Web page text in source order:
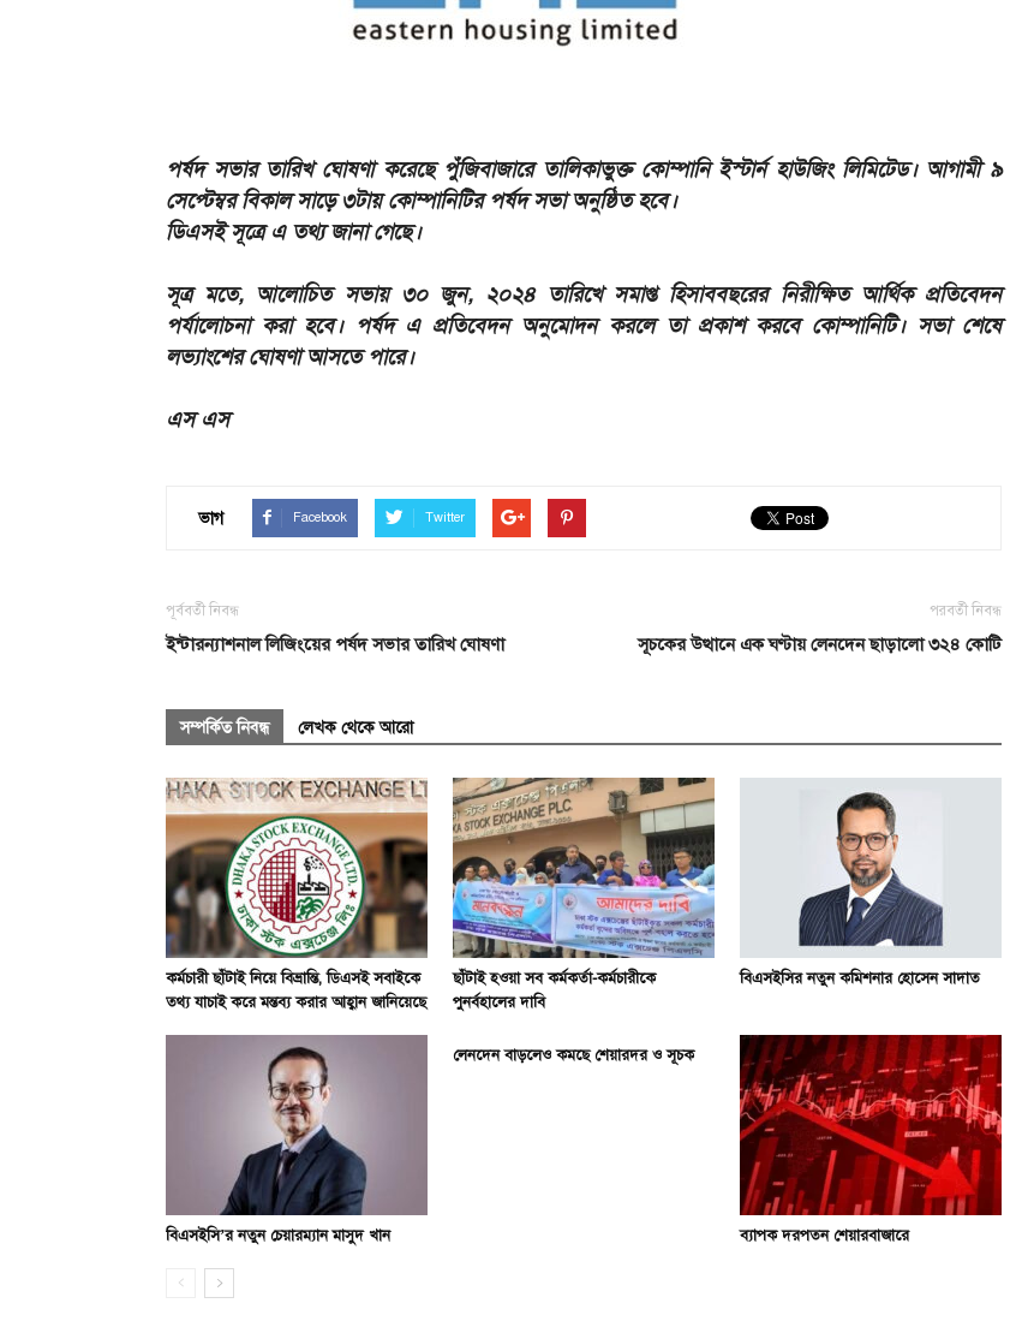
পর্ষদ সভার তারিখ ঘোষণা করেছে পুঁজিবাজারে তালিকাভুক্ত কোম্পানি ইস্টার্ন হাউজিং লিমিটেড। আগামী ৯
সেপ্টেম্বর বিকাল সাড়ে ৩টায় কোম্পানিটির পর্ষদ সভা অনুষ্ঠিত হবে।
ডিএসই সূত্রে এ তথ্য জানা গেছে।
সূত্র মতে, আলোচিত সভায় ৩০ জুন, ২০২৪ তারিখে সমাপ্ত হিসাববছরের নিরীক্ষিত আর্থিক প্রতিবেদন
পর্যালোচনা করা হবে। পর্ষদ এ প্রতিবেদন অনুমোদন করলে তা প্রকাশ করবে কোম্পানিটি। সভা শেষে
লভ্যাংশের ঘোষণা আসতে পারে।
এস এস
ভাগ Facebook Twitter
পূর্ববর্তী নিবন্ধ
ইন্টারন্যাশনাল লিজিংয়ের পর্ষদ সভার তারিখ ঘোষণা
পরবর্তী নিবন্ধ
সূচকের উত্থানে এক ঘণ্টায় লেনদেন ছাড়ালো ৩২৪ কোটি
সম্পর্কিত নিবন্ধ লেখক থেকে আরো
কর্মচারী ছাঁটাই নিয়ে বিভ্রান্তি, ডিএসই সবাইকে
তথ্য যাচাই করে মন্তব্য করার আহ্বান জানিয়েছে
ছাঁটাই হওয়া সব কর্মকর্তা-কর্মচারীকে
পুনর্বহালের দাবি
বিএসইসির নতুন কমিশনার হোসেন সাদাত
বিএসইসি’র নতুন চেয়ারম্যান মাসুদ খান
লেনদেন বাড়লেও কমছে শেয়ারদর ও সূচক
ব্যাপক দরপতন শেয়ারবাজারে